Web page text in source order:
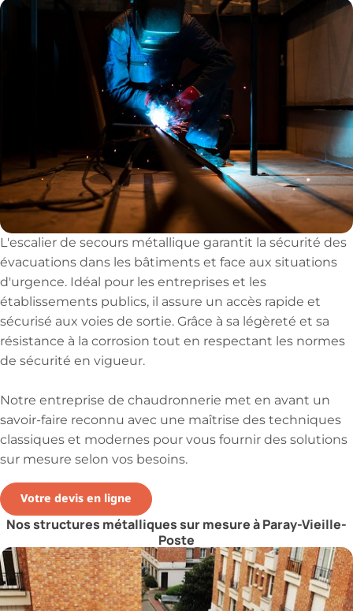
L'escalier de secours métallique garantit la sécurité des
évacuations dans les bâtiments et face aux situations
d'urgence. Idéal pour les entreprises et les
établissements publics, il assure un accès rapide et
sécurisé aux voies de sortie. Grâce à sa légèreté et sa
résistance à la corrosion tout en respectant les normes
de sécurité en vigueur.
Notre entreprise de chaudronnerie met en avant un
savoir-faire reconnu avec une maîtrise des techniques
classiques et modernes pour vous fournir des solutions
sur mesure selon vos besoins.
Votre devis en ligne
Nos structures métalliques sur mesure à Paray-Vieille-
Poste